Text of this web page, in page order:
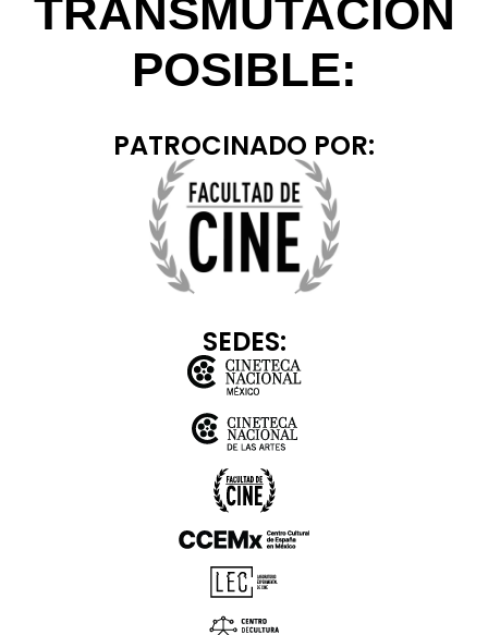
TRANSMUTACIÓN
POSIBLE:
PATROCINADO POR:
SEDES: